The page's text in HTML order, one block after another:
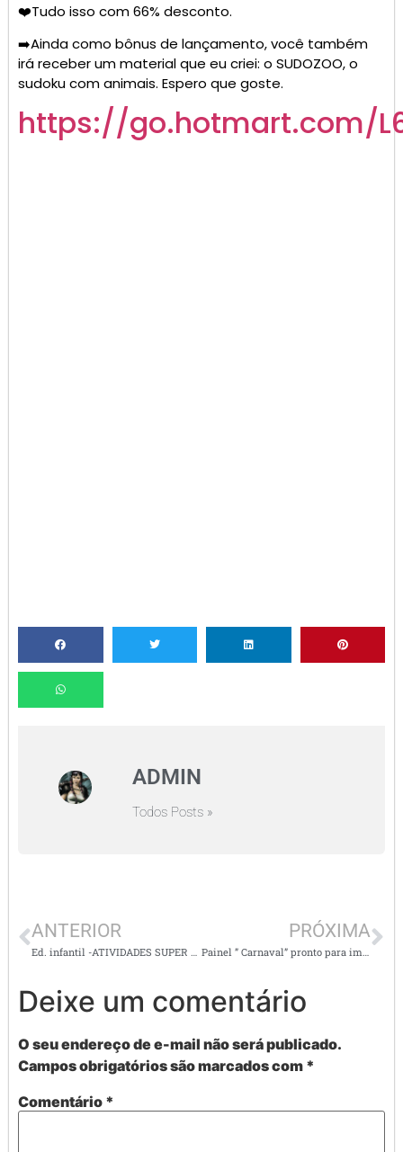
❤️Tudo isso com 66% desconto.
➡️Ainda como bônus de lançamento, você também
irá receber um material que eu criei: o SUDOZOO, o
sudoku com animais. Espero que goste.
https://go.hotmart.com/
ADMIN
Todos Posts »
ANTERIOR PRÓXIMA
Deixe um comentário
O seu endereço de e-mail não será publicado.
Campos obrigatórios são marcados com *
Comentário *